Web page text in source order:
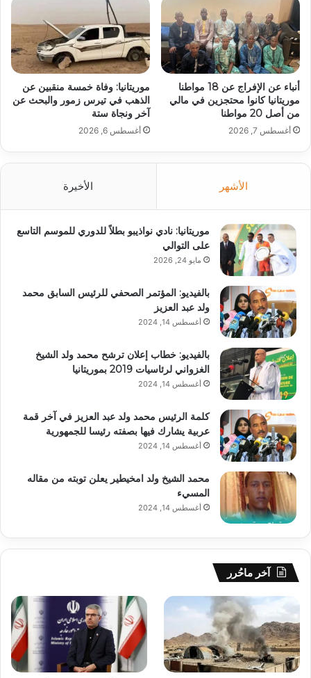
أنباء عن الإفراج عن 18 مواطنا
موريتانيا كانوا محتجزين في مالي
من أصل 20 مواطنا
أغسطس 7, 2026
موريتانيا: وفاة خمسة منقبين عن
الذهب في تيرس زمور والبحث عن
آخر ونجاة ستة
أغسطس 6, 2026
الأشهر الأخيرة
موريتانيا: نادي نواذيبو بطلاً للدوري للموسم التاسع
على التوالي
مايو 24, 2026
بالفيديو: المؤتمر الصحفي للرئيس السابق محمد
ولد عبد العزيز
أغسطس 14, 2024
بالفيديو: خطاب إعلان ترشح محمد ولد الشيخ
الغزواني لرئاسيات 2019 بموريتانيا
أغسطس 14, 2024
كلمة الرئيس محمد ولد عبد العزيز في آخر قمة
عربية يشارك فيها بصفته رئيسا للجمهورية
أغسطس 14, 2024
محمد الشيخ ولد امخيطير يعلن توبته من مقاله
المسيء
أغسطس 14, 2024
آخر ماحُرر